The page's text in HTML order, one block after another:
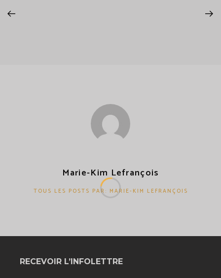
Marie-Kim Lefrançois
TOUS LES POSTS PAR: MARIE-KIM LEFRANÇOIS
RECEVOIR L’INFOLETTRE